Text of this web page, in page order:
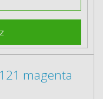
magenta